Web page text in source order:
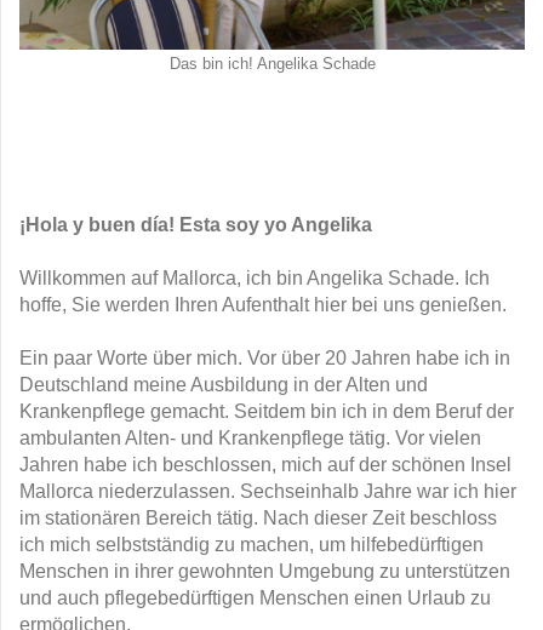
Das bin ich! Angelika Schade
¡Hola y buen día! Esta soy yo Angelika
Willkommen auf Mallorca, ich bin Angelika Schade. Ich
hoffe, Sie werden Ihren Aufenthalt hier bei uns genießen.
Ein paar Worte über mich. Vor über 20 Jahren habe ich in
Deutschland meine Ausbildung in der Alten und
Krankenpflege gemacht. Seitdem bin ich in dem Beruf der
ambulanten Alten- und Krankenpflege tätig. Vor vielen
Jahren habe ich beschlossen, mich auf der schönen Insel
Mallorca niederzulassen. Sechseinhalb Jahre war ich hier
im stationären Bereich tätig. Nach dieser Zeit beschloss
ich mich selbstständig zu machen, um hilfebedürftigen
Menschen in ihrer gewohnten Umgebung zu unterstützen
und auch pflegebedürftigen Menschen einen Urlaub zu
ermöglichen.